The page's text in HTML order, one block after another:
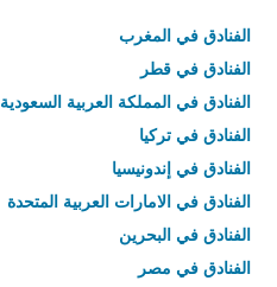
الفنادق في المغرب
الفنادق في قطر
الفنادق في المملكة العربية السعودية
الفنادق في تركيا
الفنادق في إندونيسيا
الفنادق في الامارات العربية المتحدة
الفنادق في البحرين
الفنادق في مصر